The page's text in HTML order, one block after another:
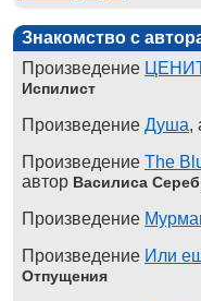
Знакомство с
Произведение
Испилист
Произведение Душа,
Произведение The
автор Василиса
Произведение
Произведение Или
Отпущения